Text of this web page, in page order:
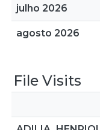
julho 2026
agosto 2026
File Visits